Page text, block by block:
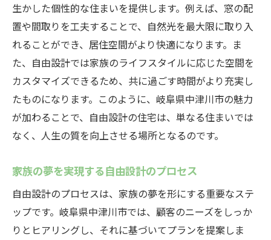
快適でエコな暮らしを実現する高気密住宅
自由設計でライフスタイルに合わせたカスタマ
イズ
ライフスタイルに応じた自由設計のアイデ
ア
家族構成に合わせた間取りの工夫
住まいの機能性を高める自由設計のヒント
未来のライフスタイルを見据えた設計術
中津川市で叶えるカスタマイズ住宅の魅力
高気密で一年中快適な住空間を手に入れる
高気密住宅で得られる快適性の科学
生かした個性的な住まいを提供します。例えば、窓の配
置や間取りを工夫することで、自然光を最大限に取り入
れることができ、居住空間がより快適になります。ま
た、自由設計では家族のライフスタイルに応じた空間を
カスタマイズできるため、共に過ごす時間がより充実し
たものになります。このように、岐阜県中津川市の魅力
が加わることで、自由設計の住宅は、単なる住まいでは
なく、人生の質を向上させる場所となるのです。
家族の夢を実現する自由設計のプロセス
自由設計のプロセスは、家族の夢を形にする重要なステ
ップです。岐阜県中津川市では、顧客のニーズをしっか
りとヒアリングし、それに基づいてプランを提案しま